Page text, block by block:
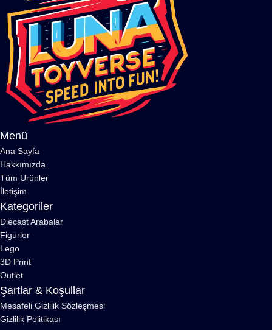
Menü
Ana Sayfa
Hakkımızda
Tüm Ürünler
İletişim
Kategoriler
Diecast Arabalar
Figürler
Lego
3D Print
Outlet
Şartlar & Koşullar
Mesafeli Gizlilik Sözleşmesi
Gizlilik Politikası